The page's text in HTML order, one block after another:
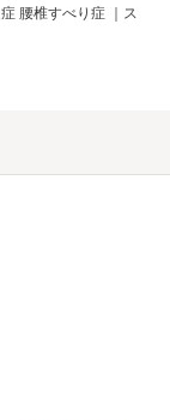
腰椎すべり症 ｜ス